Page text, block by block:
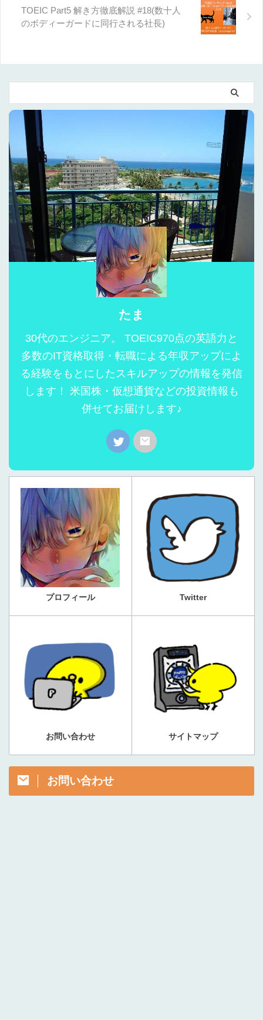
TOEIC Part5 解き方徹底解説 #18(数十人
のボディーガードに同行される社長)
たま
30代のエンジニア。 TOEIC970点の英語力と
多数のIT資格取得・転職による年収アップによ
る経験をもとにしたスキルアップの情報を発信
します！ 米国株・仮想通貨などの投資情報も
併せてお届けします♪
プロフィール Twitter
お問い合わせ サイトマップ
お問い合わせ